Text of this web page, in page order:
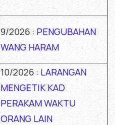
9/2026 : PENGUBAHAN
WANG HARAM
10/2026 : LARANGAN
MENGETIK KAD
PERAKAM WAKTU
ORANG LAIN